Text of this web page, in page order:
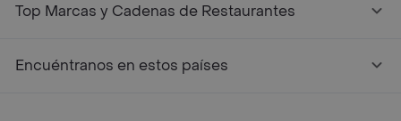
Top Marcas y Cadenas de Restaurantes
Encuéntranos en estos países